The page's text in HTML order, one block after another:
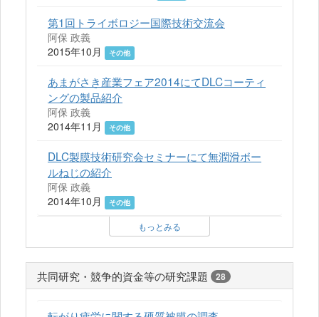
第1回トライボロジー国際技術交流会
阿保 政義
2015年10月
その他
あまがさき産業フェア2014にてDLCコーティ
ングの製品紹介
阿保 政義
2014年11月
その他
DLC製膜技術研究会セミナーにて無潤滑ボー
ルねじの紹介
阿保 政義
2014年10月
その他
もっとみる
共同研究・競争的資金等の研究課題 28